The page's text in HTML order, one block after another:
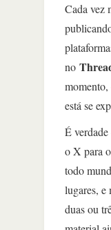
Cada vez
no
momento,
está se
É
o X para
todo
lugares, e
duas ou